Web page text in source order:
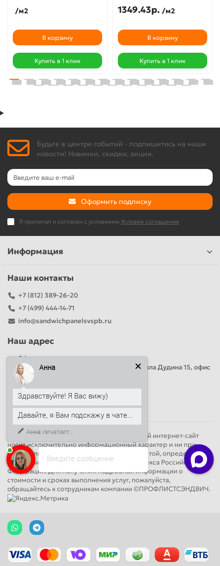
/м2
В корзину
Купить в 1 клик
1349.43р. /м2
В корзину
Купить в 1 клик
Будьте в центре событий - подпишитесь на наши
новости! Новинки, скидки, акции.
Оформить подписку
Я прочитал и согласен с условиями Условия соглашения
Информация
Наши контакты
+7 (812) 389-26-20
+7 (499) 444-14-71
info@sandwichpanelsvspb.ru
Наш адрес
Офис продаж
Адрес: Россия, Санкт-Петербург, Михаила Дудина 15, офис
41
Круглосуточно
Обращаем Ваше внимание на то, что данный интернет-сайт
носит исключительно информационный характер и ни при
каких условиях не является публичной офертой, определяемой
положениями ч. 2 ст. 437 Гражданского кодекса Российской
Федерации. Для получения подробной информации о
стоимости и сроках выполнения услуг, пожалуйста,
обращайтесь к сотрудникам компании ©ПРОФЛИСТСЭНДВИЧ.
Введите сообщение
Анна
Здравствуйте! Я Вас вижу)
Давайте, я Вам подскажу в чате...
Анна печатает...